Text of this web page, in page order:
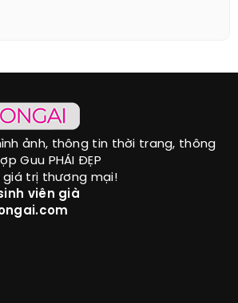
ảnh, thông tin thời trang, thông
Guu PHÁI ĐẸP
giá trị thương mại!
viên già